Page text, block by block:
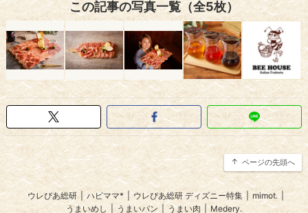
この記事の写真一覧（全5枚）
ページの先頭へ
ウレぴあ総研 | ハピママ* | ウレぴあ総研 ディズニー特集 mimot. |
うまいめし
| うまいパン うまい肉 Medery.